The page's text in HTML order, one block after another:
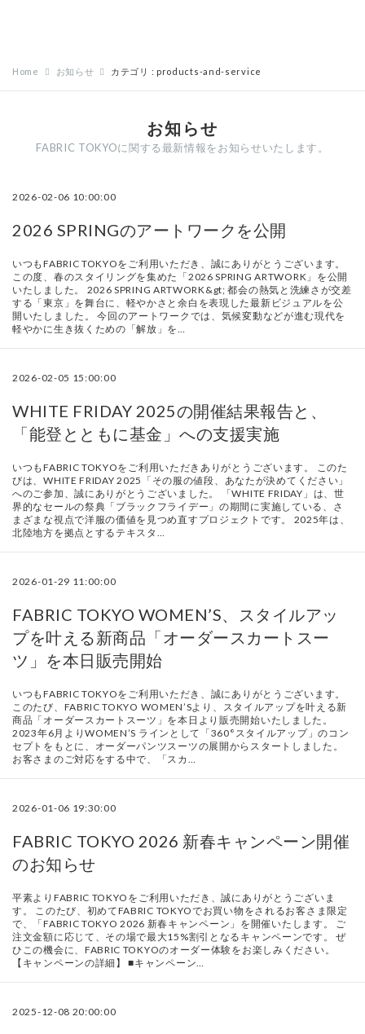
Home お知らせ カテゴリ : products-and-service
お知らせ
FABRIC TOKYOに関する最新情報をお知らせいたします。
2026-02-06 10:00:00
2026 SPRINGのアートワークを公開
いつもFABRIC TOKYOをご利用いただき、誠にありがとうございます。
この度、春のスタイリングを集めた「2026 SPRING ARTWORK」を公開
いたしました。 2026 SPRING ARTWORK&gt; 都会の熱気と洗練さが交差
する「東京」を舞台に、軽やかさと余白を表現した最新ビジュアルを公
開いたしました。 今回のアートワークでは、気候変動などが進む現代を
軽やかに生き抜くための「解放」を…
2026-02-05 15:00:00
WHITE FRIDAY 2025の開催結果報告と、
「能登とともに基金」への支援実施
いつもFABRIC TOKYOをご利用いただきありがとうございます。 このた
びは、WHITE FRIDAY 2025「その服の値段、あなたが決めてください」
へのご参加、誠にありがとうございました。 「WHITE FRIDAY」は、世
界的なセールの祭典「ブラックフライデー」の期間に実施している、さ
まざまな視点で洋服の価値を見つめ直すプロジェクトです。 2025年は、
北陸地方を拠点とするテキスタ…
2026-01-29 11:00:00
FABRIC TOKYO WOMEN’S、スタイルアッ
プを叶える新商品「オーダースカートスー
ツ」を本日販売開始
いつもFABRIC TOKYOをご利用いただき、誠にありがとうございます。
このたび、FABRIC TOKYO WOMEN’Sより、スタイルアップを叶える新
商品「オーダースカートスーツ」を本日より販売開始いたしました。
2023年6月よりWOMEN’S ラインとして「360°スタイルアップ」のコン
セプトをもとに、オーダーパンツスーツの展開からスタートしました。
お客さまのご対応をする中で、「スカ…
2026-01-06 19:30:00
FABRIC TOKYO 2026 新春キャンペーン開催
のお知らせ
平素よりFABRIC TOKYOをご利用いただき、誠にありがとうございま
す。 このたび、初めてFABRIC TOKYOでお買い物をされるお客さま限定
で、「FABRIC TOKYO 2026 新春キャンペーン」を開催いたします。 ご
注文金額に応じて、その場で最大15%割引となるキャンペーンです。 ぜ
ひこの機会に、FABRIC TOKYOのオーダー体験をお楽しみください。
【キャンペーンの詳細】 ■キャンペーン…
2025-12-08 20:00:00